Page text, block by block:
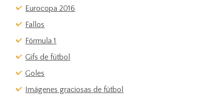
Eurocopa 2016
Fallos
Fórmula 1
Gifs de fútbol
Goles
Imágenes graciosas de fútbol